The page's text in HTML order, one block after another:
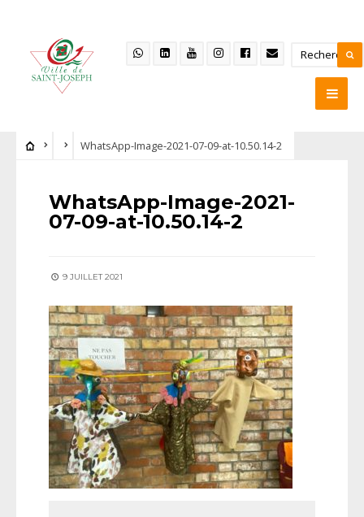
WhatsApp-Image-2021-07-09-at-10.50.14-2
WhatsApp-Image-2021-
07-09-at-10.50.14-2
9 JUILLET 2021